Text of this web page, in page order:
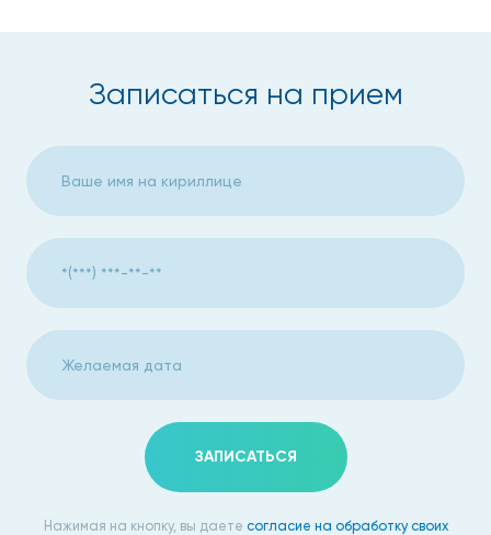
Записаться на прием
ЗАПИСАТЬСЯ
Нажимая на кнопку, вы даете согласие на обработку своих